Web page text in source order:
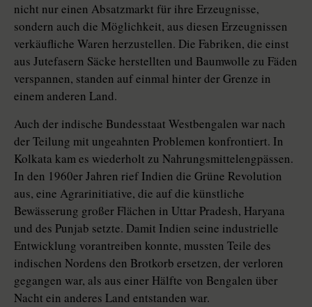
nicht nur einen Absatzmarkt für ihre Erzeugnisse,
sondern auch die Möglichkeit, aus diesen Erzeugnissen
verkäufliche Waren herzustellen. Die Fabriken, die einst
aus Jutefasern Säcke herstellten und Baumwolle zu Fäden
verspannen, standen auf einmal hinter der Grenze in
einem anderen Land.
Auch der indische Bundesstaat Westbengalen war nach
der Teilung mit ungeahnten Problemen konfrontiert. In
Kolkata kam es wiederholt zu Nahrungsmittelengpässen.
In den 1960er Jahren rief Indien die Grüne Revolution
aus, eine Agrarinitiative, die auf die künstliche
Bewässerung großer Flächen in Uttar Pradesh, Haryana
und des Punjab setzte. Damit Indien seine industrielle
Entwicklung vorantreiben konnte, mussten Teile des
indischen Nordens den Brotkorb ersetzen, der verloren
gegangen war, als aus einer Hälfte von Bengalen über
Nacht ein anderes Land entstanden war.